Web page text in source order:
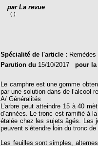
par La revue
( )
Spécialité de l'article : Remèdes
Parution du 15/10/2017pour
Le camphre est une gomme
par une solution dans de l’alcool
A/ Généralités
L’arbre peut atteindre 15 à 40
d’années. Le tronc est ramifié à
étalée chez les sujets âgés. Les
peuvent s’étendre loin du tronc
Les feuilles sont simples,